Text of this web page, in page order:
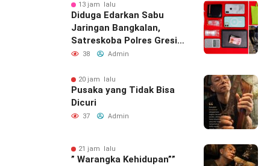
13 jam lalu
Diduga Edarkan Sabu
Jaringan Bangkalan,
Satreskoba Polres Gresik
Tangkap Oknum
Gresik
38 Admin
20 jam lalu
Pusaka yang Tidak Bisa
Dicuri
37 Admin
21 jam lalu
” Warangka Kehidupan””